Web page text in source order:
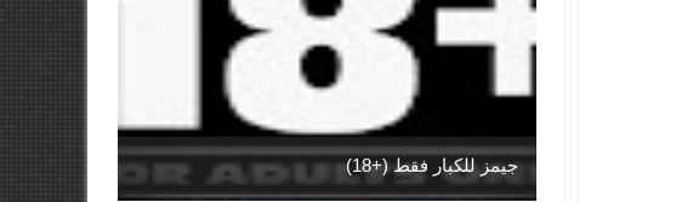
جيمز للكبار فقط (+18)